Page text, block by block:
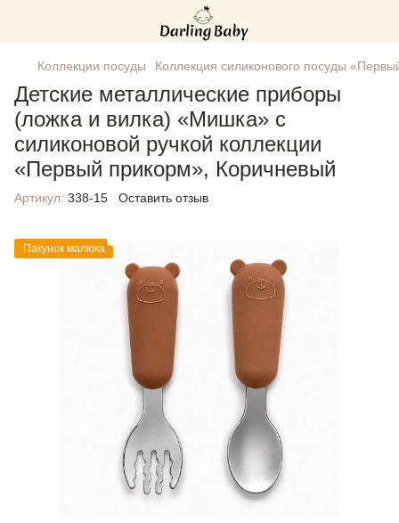
Коллекции посуды Коллекция силиконового посуды
Детские металлические приборы
(ложка и вилка) «Мишка» с
силиконовой ручкой коллекции
«Первый прикорм», Коричневый
Артикул: 338-15 Оставить отзыв
Пакунок малюка